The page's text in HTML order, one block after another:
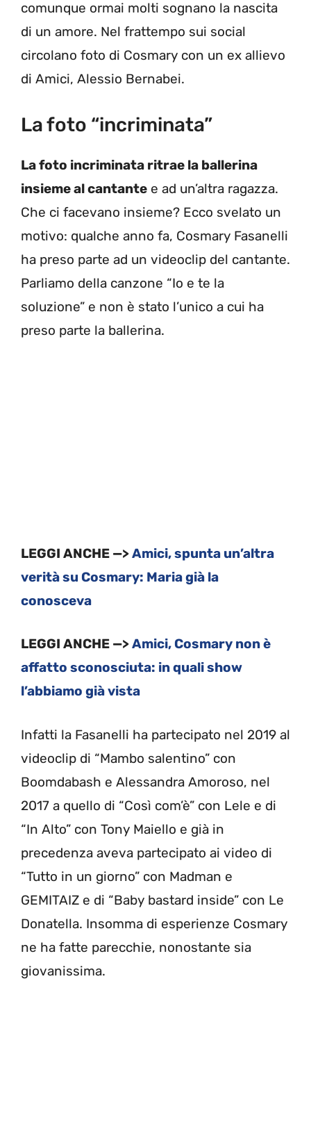
comunque ormai molti sognano la nascita
di un amore. Nel frattempo sui social
circolano foto di Cosmary con un ex allievo
di Amici, Alessio Bernabei.
La foto “incriminata”
La foto incriminata ritrae la ballerina
insieme al cantante e ad un’altra ragazza.
Che ci facevano insieme? Ecco svelato un
motivo: qualche anno fa, Cosmary Fasanelli
ha preso parte ad un videoclip del cantante.
Parliamo della canzone “Io e te la
soluzione” e non è stato l’unico a cui ha
preso parte la ballerina.
LEGGI ANCHE —>Amici, spunta un’altra
verità su Cosmary: Maria già la
conosceva
LEGGI ANCHE —>Amici, Cosmary non è
affatto sconosciuta: in quali show
l’abbiamo già vista
Infatti la Fasanelli ha partecipato nel 2019 al
videoclip di “Mambo salentino” con
Boomdabash e Alessandra Amoroso, nel
2017 a quello di “Così com’è” con Lele e di
“In Alto” con Tony Maiello e già in
precedenza aveva partecipato ai video di
“Tutto in un giorno” con Madman e
GEMITAIZ e di “Baby bastard inside” con Le
Donatella. Insomma di esperienze Cosmary
ne ha fatte parecchie, nonostante sia
giovanissima.